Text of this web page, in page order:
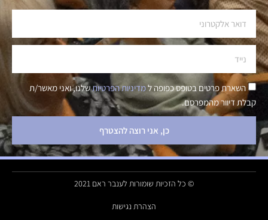
השארת פרטים בטופס כפופה למדיניות הפרטיותשלנו, ואני מאשר/ת
קבלת דיוור מהמפרסם.
כן, אני רוצה להצטרף
© כל הזכיות שומורות לענבר ראם 2021
הצהרת נגישות